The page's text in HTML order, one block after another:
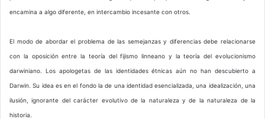
encamina a algo diferente, en intercambio incesante con otros.
El modo de abordar el problema de las semejanzas y diferencias debe relacionarse
con la oposición entre la teoría del fijismo linneano y la teoría del evolucionismo
darwiniano. Los apologetas de las identidades étnicas aún no han descubierto a
Darwin. Su idea es en el fondo la de una identidad esencializada, una idealización, una
ilusión, ignorante del carácter evolutivo de la naturaleza y de la naturaleza de la
historia.